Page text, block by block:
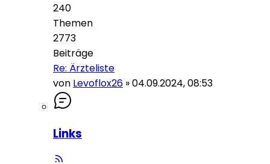
240
Themen
2773
Beiträge
Re: Ärzteliste
von Levoflox26 »04.09.2024, 08:53
Links